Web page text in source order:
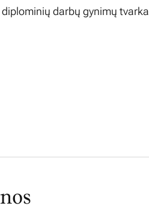
darbų gynimų tvarka